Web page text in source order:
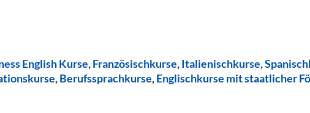
English Kurse,Französischkurse,Italienischkurse,
,Berufssprachkurse,Englischkurse mit staatlicher